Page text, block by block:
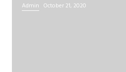
Admin October 21, 2020